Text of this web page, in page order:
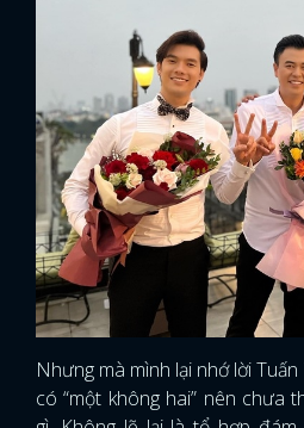
ĐĂNG
FACEBOOK
Nhưng mà mình lại nhớ lời
có “một không hai” nên chưa